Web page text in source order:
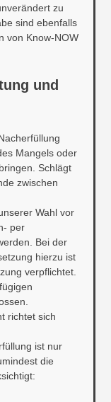
zu
sind ebenfalls
von Know-NOW
und
Mangels oder
Schlägt
zwischen
Wahl vor
per
Bei der
hierzu ist
verpflichtet.
richtet sich
ist nur
die